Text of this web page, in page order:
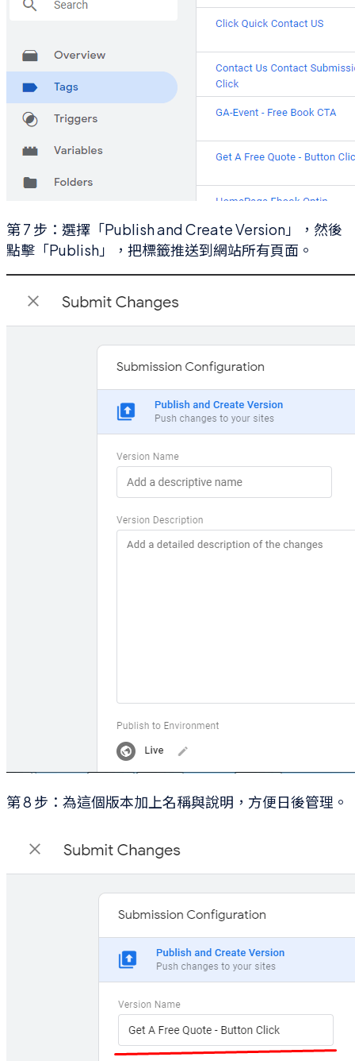
第 7 步：選擇「Publish and Create Version」，然後
點擊「Publish」，把標籤推送到網站所有頁面。
第 8 步：為這個版本加上名稱與說明，方便日後管理。